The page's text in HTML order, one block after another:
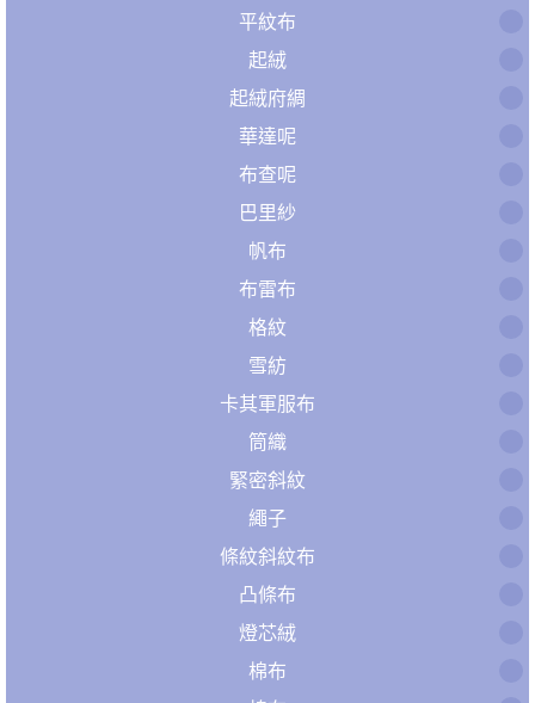
平紋布
起絨
起絨府綢
華達呢
布查呢
巴里紗
帆布
布雷布
格紋
雪紡
卡其軍服布
筒織
緊密斜紋
繩子
條紋斜紋布
凸條布
燈芯絨
棉布